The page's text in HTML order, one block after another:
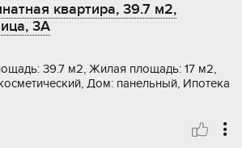
квартира, 39.7 м2,
3А
39.7 м2, Жилая площадь: 17 м2,
Дом: панельный, Ипотека